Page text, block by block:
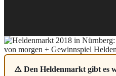
⚠️ Den Heldenmarkt gibt es